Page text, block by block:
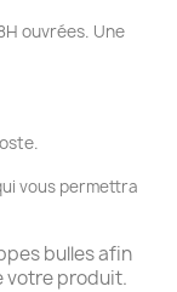
ouvrées. Une
vous permettra
bulles afin
votre produit.